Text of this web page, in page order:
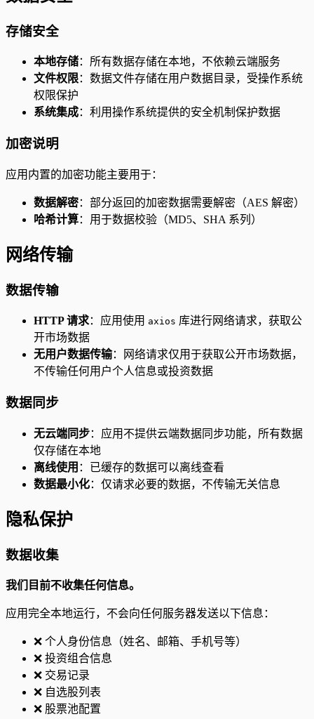
存储安全
本地存储：所有数据存储在本地，不依赖云端服务
文件权限：数据文件存储在用户数据目录，受操作系统
权限保护
系统集成：利用操作系统提供的安全机制保护数据
加密说明
应用内置的加密功能主要用于：
数据解密：部分返回的加密数据需要解密（AES 解密）
哈希计算：用于数据校验（MD5、SHA 系列）
网络传输
数据传输
HTTP 请求：应用使用 axios 库进行网络请求，获取公
开市场数据
无用户数据传输：网络请求仅用于获取公开市场数据，
不传输任何用户个人信息或投资数据
数据同步
无云端同步：应用不提供云端数据同步功能，所有数据
仅存储在本地
离线使用 ：已缓存的数据可以离线查看
数据最小化：仅请求必要的数据，不传输无关信息
隐私保护
数据收集
我们目前不收集任何信息。
应用完全本地运行，不会向任何服务器发送以下信息：
❌ 个人身份信息（姓名、邮箱、手机号等）
❌ 投资组合信息
❌ 交易记录
❌ 自选股列表
❌ 股票池配置